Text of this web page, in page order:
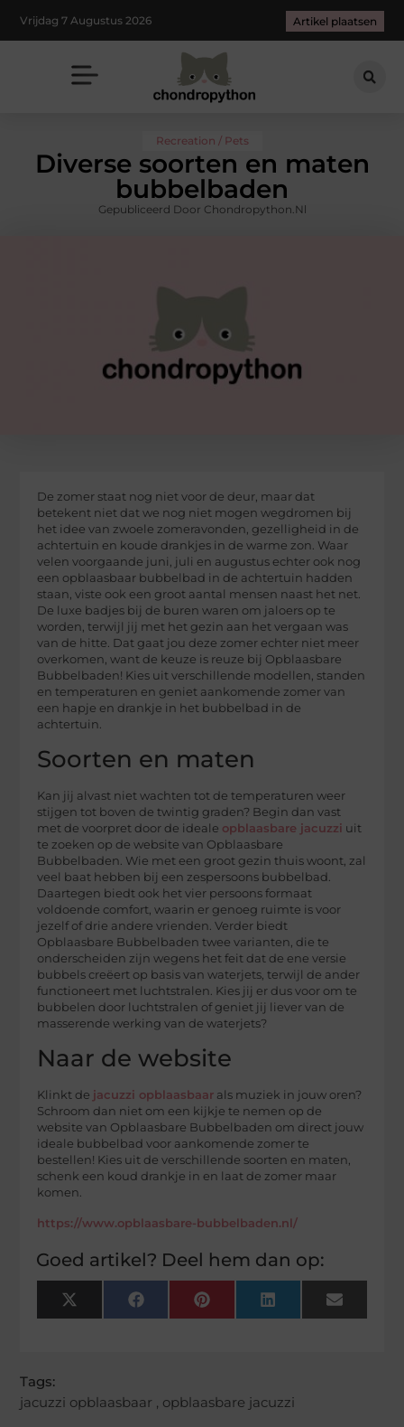
Vrijdag 7 Augustus 2026 Artikel plaatsen
Recreation / Pets
Diverse soorten en maten
bubbelbaden
Gepubliceerd Door Chondropython.nl
De zomer staat nog niet voor de deur, maar dat
betekent niet dat we nog niet mogen wegdromen bij
het idee van zwoele zomeravonden, gezelligheid in de
achtertuin en koude drankjes in de warme zon. Waar
velen voorgaande juni, juli en augustus echter ook nog
een opblaasbaar bubbelbad in de achtertuin hadden
staan, viste ook een groot aantal mensen naast het net.
De luxe badjes bij de buren waren om jaloers op te
worden, terwijl jij met het gezin aan het vergaan was
van de hitte. Dat gaat jou deze zomer echter niet meer
overkomen, want de keuze is reuze bij Opblaasbare
Bubbelbaden! Kies uit verschillende modellen, standen
en temperaturen en geniet aankomende zomer van
een hapje en drankje in het bubbelbad in de
achtertuin.
Soorten en maten
Kan jij alvast niet wachten tot de temperaturen weer
stijgen tot boven de twintig graden? Begin dan vast
met de voorpret door de ideale opblaasbare jacuzzi uit
te zoeken op de website van Opblaasbare
Bubbelbaden. Wie met een groot gezin thuis woont, zal
veel baat hebben bij een zespersoons bubbelbad.
Daartegen biedt ook het vier persoons formaat
voldoende comfort, waarin er genoeg ruimte is voor
jezelf of drie andere vrienden. Verder biedt
Opblaasbare Bubbelbaden twee varianten, die te
onderscheiden zijn wegens het feit dat de ene versie
bubbels creëert op basis van waterjets, terwijl de ander
functioneert met luchtstralen. Kies jij er dus voor om te
bubbelen door luchtstralen of geniet jij liever van de
masserende werking van de waterjets?
Naar de website
Klinkt de jacuzzi opblaasbaar als muziek in jouw oren?
Schroom dan niet om een kijkje te nemen op de
website van Opblaasbare Bubbelbaden om direct jouw
ideale bubbelbad voor aankomende zomer te
bestellen! Kies uit de verschillende soorten en maten,
schenk een koud drankje in en laat de zomer maar
komen.
https://www.opblaasbare-bubbelbaden.nl/
Goed artikel? Deel hem dan op:
X
(Twitter)
FacebookPinterest LinkedIn Email
Tags:
jacuzzi opblaasbaar , opblaasbare jacuzzi